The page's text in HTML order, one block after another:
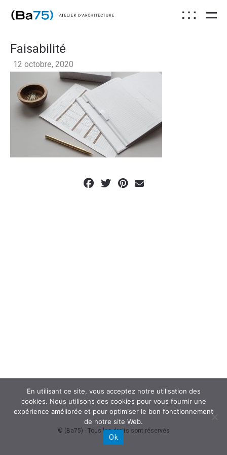
Faisabilité
12 octobre, 2020
© (Ba75) - Tous les droits sont réservés
En utilisant ce site, vous acceptez notre utilisation des
cookies. Nous utilisons des cookies pour vous fournir une
expérience améliorée et pour optimiser le bon fonctionnement
de notre site Web.
Ok